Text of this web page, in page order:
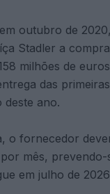
outubro de
Stadler a compra
milhões de
das
ano.
o fornecedor
mês, prevendo-
em julho de